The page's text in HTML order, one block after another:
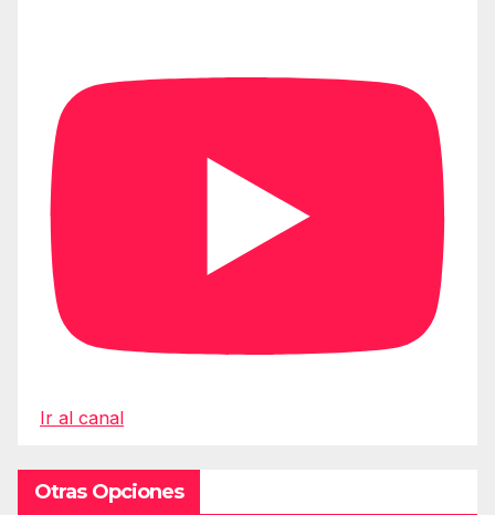
Ir al canal
Otras Opciones